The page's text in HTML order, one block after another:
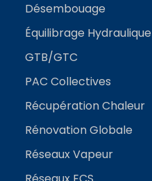
Désembouage
Équilibrage Hydraulique
GTB/GTC
PAC Collectives
Récupération Chaleur
Rénovation Globale
Réseaux Vapeur